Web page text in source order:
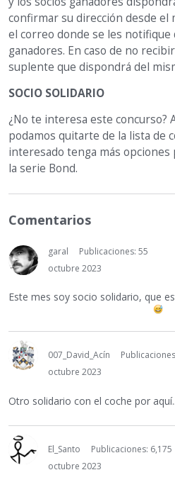
confirmar su dirección desde el
el correo donde se les notifique
ganadores. En caso de no
suplente que dispondrá del
SOCIO SOLIDARIO
¿No te interesa este concurso?
podamos quitarte de la lista de
interesado tenga más opciones
la serie Bond.
Comentarios
garal
Publicaciones: 55
octubre 2023
Este mes soy socio solidario, que
007_David_Acín
octubre 2023
Otro solidario con el coche por
El_Santo
Publicaciones: 6,175
octubre 2023